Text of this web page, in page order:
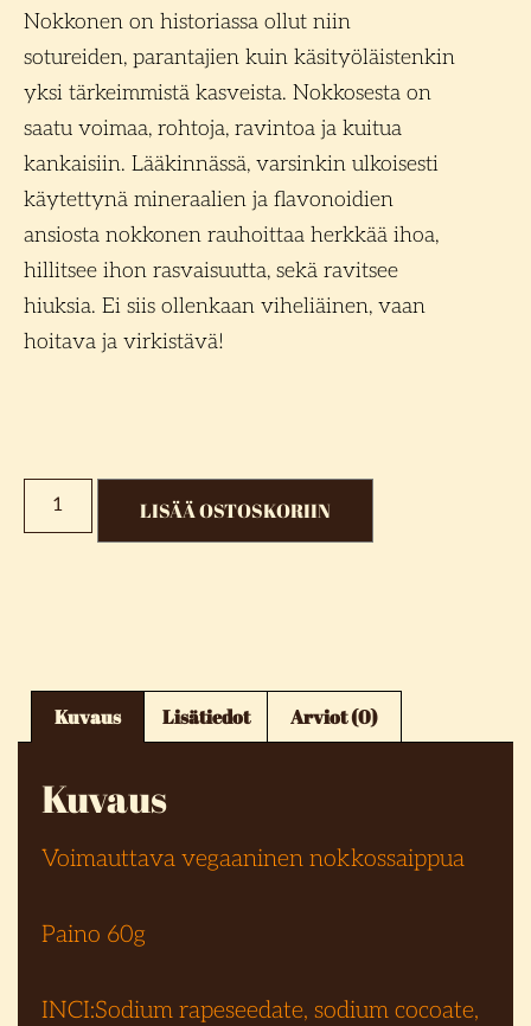
Nokkonen on historiassa ollut niin
sotureiden, parantajien kuin käsityöläistenkin
yksi tärkeimmistä kasveista. Nokkosesta on
saatu voimaa, rohtoja, ravintoa ja kuitua
kankaisiin. Lääkinnässä, varsinkin ulkoisesti
käytettynä mineraalien ja flavonoidien
ansiosta nokkonen rauhoittaa herkkää ihoa,
hillitsee ihon rasvaisuutta, sekä ravitsee
hiuksia. Ei siis ollenkaan viheliäinen, vaan
hoitava ja virkistävä!
LISÄÄ OSTOSKORIIN
Kuvaus Lisätiedot Arviot (0)
Kuvaus
Voimauttava vegaaninen nokkossaippua
Paino 60g
INCI:Sodium rapeseedate, sodium cocoate,